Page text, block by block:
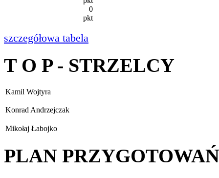
0
pkt
szczegółowa tabela
T O P - STRZELCY
Kamil Wojtyra
Konrad Andrzejczak
Mikołaj Łabojko
PLAN PRZYGOTOWAŃ